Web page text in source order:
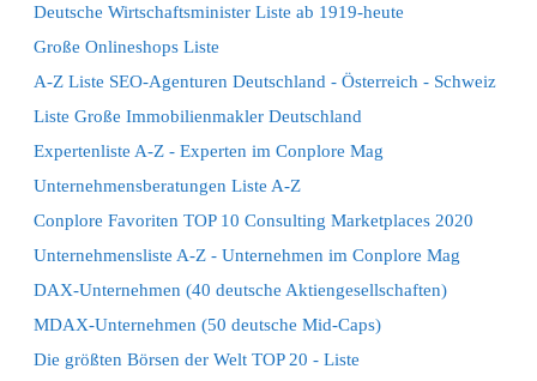
Deutsche Wirtschaftsminister Liste ab 1919-heute
Große Onlineshops Liste
A-Z Liste SEO-Agenturen Deutschland - Österreich - Schweiz
Liste Große Immobilienmakler Deutschland
Expertenliste A-Z - Experten im Conplore Mag
Unternehmensberatungen Liste A-Z
Conplore Favoriten TOP 10 Consulting Marketplaces 2020
Unternehmensliste A-Z - Unternehmen im Conplore Mag
DAX-Unternehmen (40 deutsche Aktiengesellschaften)
MDAX-Unternehmen (50 deutsche Mid-Caps)
Die größten Börsen der Welt TOP 20 - Liste